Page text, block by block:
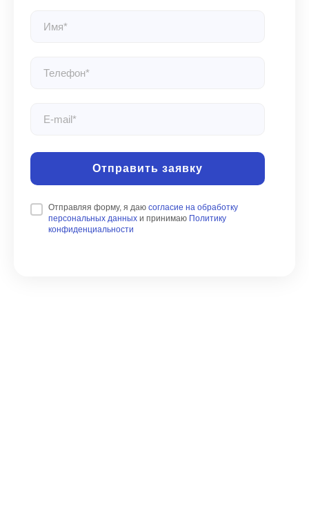
Отправить заявку
Отправляя форму, я даю согласие на обработку
персональных данных и принимаю Политику
конфиденциальности